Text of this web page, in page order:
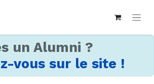
un Alumni ?
vous sur le site !